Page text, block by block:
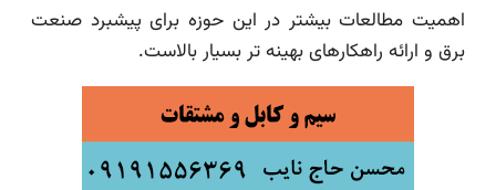
اهمیت مطالعات بیشتر در این حوزه برای پیشبرد صنعت
برق و ارائه راهکارهای بهینه تر بسیار بالاست.